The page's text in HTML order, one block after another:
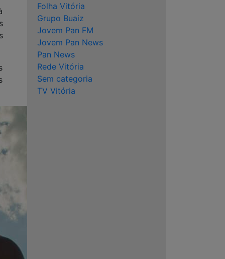
Folha Vitória
Grupo Buaiz
Jovem Pan FM
Jovem Pan News
Pan News
Rede Vitória
Sem categoria
TV Vitória